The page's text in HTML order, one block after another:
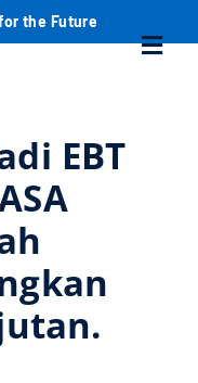
the Future Menu
EBT